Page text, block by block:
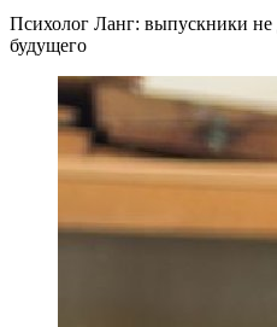
Психолог Ланг: выпускники не
будущего